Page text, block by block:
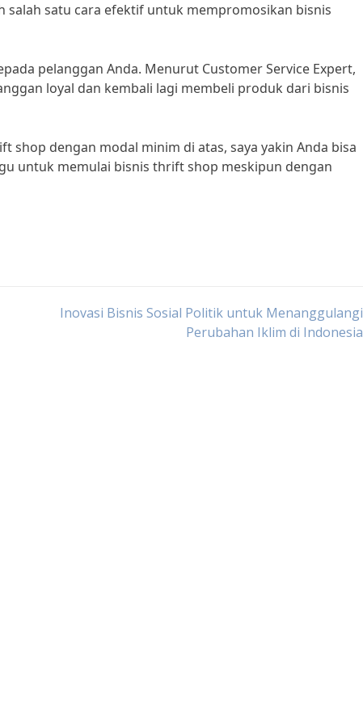
salah satu cara efektif untuk mempromosikan bisnis
pelanggan Anda. Menurut Customer Service Expert,
loyal dan kembali lagi membeli produk dari bisnis
dengan modal minim di atas, saya yakin Anda bisa
untuk memulai bisnis thrift shop meskipun dengan
Inovasi Bisnis Sosial Politik untuk Menanggulangi
Perubahan Iklim di Indonesia